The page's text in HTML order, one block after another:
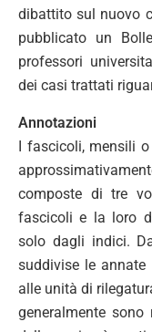
dibattito sul nuovo
pubblicato un
professori
dei casi trattati
Annotazioni
I fascicoli, mensili
composte di tre
fascicoli e la loro
solo dagli indici.
suddivise le annate
alle unità di
generalmente